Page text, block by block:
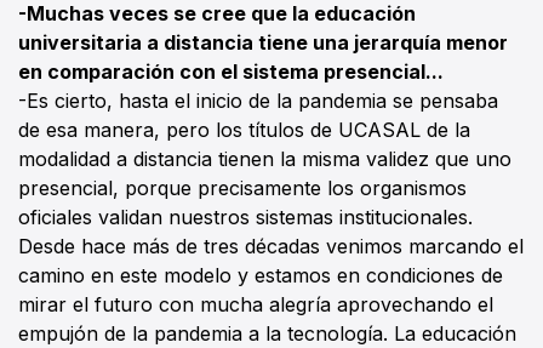
-Muchas veces se cree que la educación
universitaria a distancia tiene una jerarquía menor
en comparación con el sistema presencial...
-Es cierto, hasta el inicio de la pandemia se pensaba
de esa manera, pero los títulos de UCASAL de la
modalidad a distancia tienen la misma validez que uno
presencial, porque precisamente los organismos
oficiales validan nuestros sistemas institucionales.
Desde hace más de tres décadas venimos marcando el
camino en este modelo y estamos en condiciones de
mirar el futuro con mucha alegría aprovechando el
empujón de la pandemia a la tecnología. La educación